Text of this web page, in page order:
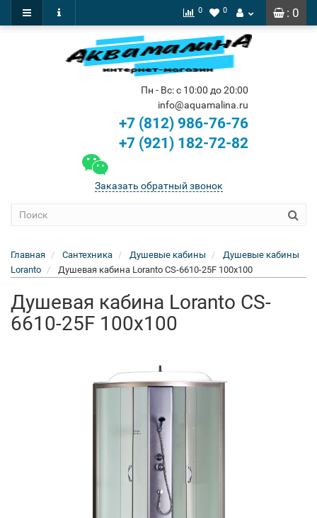
: 0
0 0
Пн - Вс: с 10:00 до 20:00
info@aquamalina.ru
+7 (812) 986-76-76
+7 (921) 182-72-82
Заказать обратный звонок
Главная Сантехника Душевые кабины
Душевые кабины
Loranto
Душевая кабина Loranto CS-6610-25F 100x100
Душевая кабина Loranto CS-
6610-25F 100x100